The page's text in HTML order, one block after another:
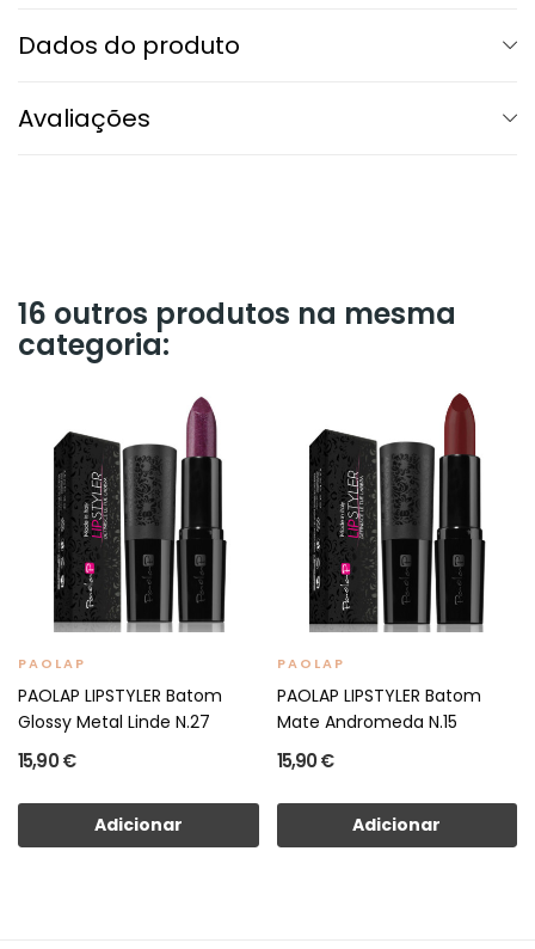
Dados do produto
Avaliações
16 outros produtos na mesma
categoria:
PAOLAP
PAOLAP LIPSTYLER Batom
Glossy Metal Linde N.27
15,90 €
Adicionar
PAOLAP
PAOLAP LIPSTYLER Batom
Mate Andromeda N.15
15,90 €
Adicionar